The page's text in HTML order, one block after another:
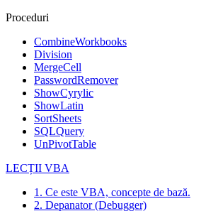
Proceduri
CombineWorkbooks
Division
MergeCell
PasswordRemover
ShowCyrylic
ShowLatin
SortSheets
SQLQuery
UnPivotTable
LECȚII VBA
1. Ce este VBA, concepte de bază.
2. Depanator (Debugger)